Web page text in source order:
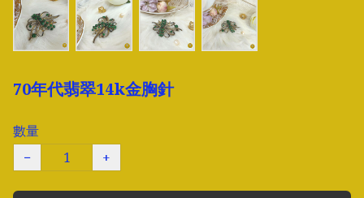
70年代翡翠14k金胸針
數量
−
+